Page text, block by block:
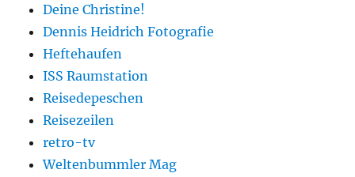
Deine Christine!
Dennis Heidrich Fotografie
Heftehaufen
ISS Raumstation
Reisedepeschen
Reisezeilen
retro-tv
Weltenbummler Mag